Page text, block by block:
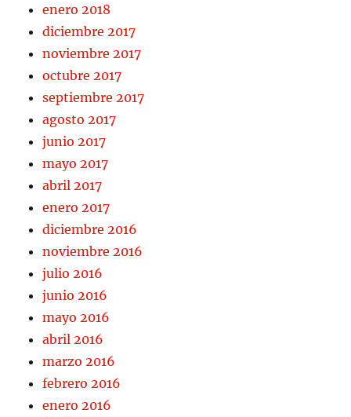
enero 2018
diciembre 2017
noviembre 2017
octubre 2017
septiembre 2017
agosto 2017
junio 2017
mayo 2017
abril 2017
enero 2017
diciembre 2016
noviembre 2016
julio 2016
junio 2016
mayo 2016
abril 2016
marzo 2016
febrero 2016
enero 2016